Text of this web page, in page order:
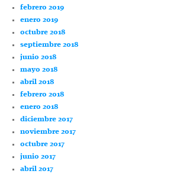
febrero 2019
enero 2019
octubre 2018
septiembre 2018
junio 2018
mayo 2018
abril 2018
febrero 2018
enero 2018
diciembre 2017
noviembre 2017
octubre 2017
junio 2017
abril 2017